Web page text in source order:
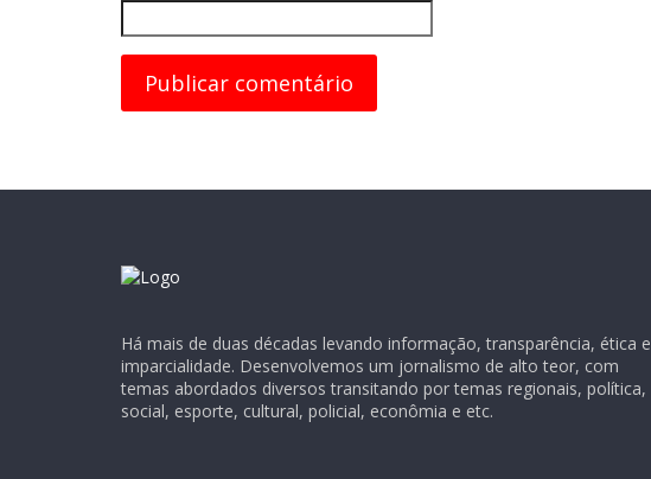
Há mais de duas décadas levando informação, transparência, ética e
imparcialidade. Desenvolvemos um jornalismo de alto teor, com
temas abordados diversos transitando por temas regionais, política,
social, esporte, cultural, policial, econômia e etc.